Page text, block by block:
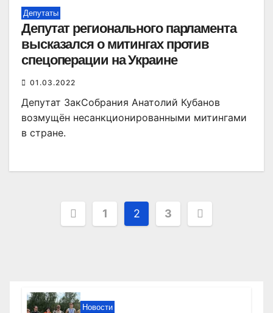
Депутаты
Депутат регионального парламента
высказался о митингах против
спецоперации на Украине
01.03.2022
Депутат ЗакСобрания Анатолий Кубанов
возмущён несанкционированными митингами
в стране.
Пагинация
1 2 3
Новости